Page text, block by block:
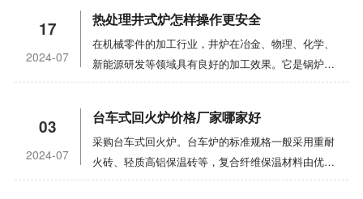
度指示指针也逐渐升高，说明系统工作正常。电炉的
加热和恒温由温度指示器的红绿灯指示。绿灯表示加
热，红灯表示恒温。
装置。冷却均匀，速度快，炉温均匀性好，泵送能力
用范围:马弗炉主要用于高校和科研机构在真空热压
条件下烧结无机材料，获得高密度产品。1.底部:它
带电极引入，低压头入口隔膜阀等。，并可配备可调
节高度的位移传感器。2.真空系统:电炉真空系统采
用机械泵和油扩散泵，并配有冷阱和机组。用复合真
的材料堵塞。（4） 分别使用两个热电偶测量盐浴和
加热元件附近的炉温。2. 电极盐浴炉的主要技术使
用和维护（1） 新购买或修理的电极盐浴炉应干燥。
它可以通过电阻线板炉烘烤，温度上升和节热部分，
置，并在断电时盖住炉口。（3） 炉壳和变压器接
极、电极手柄、变压器和水冷却装置有无泄漏和短
路。清洁熔炉所有部件上的污垢，如粘性盐和氧化物
封机制，减少无轨电车式炉的热对流损耗，实现了无
轨电车型炉的保温性能。回火无轨电车炉采用多区加
热，炉顶配有不锈钢热循环风扇，使热空气高速循
环。内侧配有我公司热处理技术中心专门设计的不锈
钢导风系统，具有高温均匀性。手推车回炉特点：1.
炉内由带状加热元件加热。2. 高压离心风扇可用于
炉顶部，通过导风器的内盖来回循环炉内气流，使炉
温均匀。偏心轴向风扇还可用于使空气在炉子中回转
17
2024-07
热处理井式炉怎样操作更安全
在机械零件的加工行业，井炉在冶金、物理、化学、
新能源研发等领域具有良好的加工效果。它是锅炉的
主要形式，具有许多应用优势。目前，井炉的市场需
1，井炉的运行需要气体或液体燃料，或者可以使用
电加热。小炉子通常通过电加热加热，这进一步提高
了炉内温度的均匀性。此外，在电炉中安装大型不锈
钢通风装置，还可以有效保证炉内温度的均匀性。如
03
2024-07
台车式回火炉价格厂家哪家好
采购台车式回火炉。台车炉的标准规格一般采用重耐
火砖、轻质高铝保温砖等，复合纤维保温材料由优质
微珠真空节能砖和超长纤维硅酸铝保温毯组成。大型